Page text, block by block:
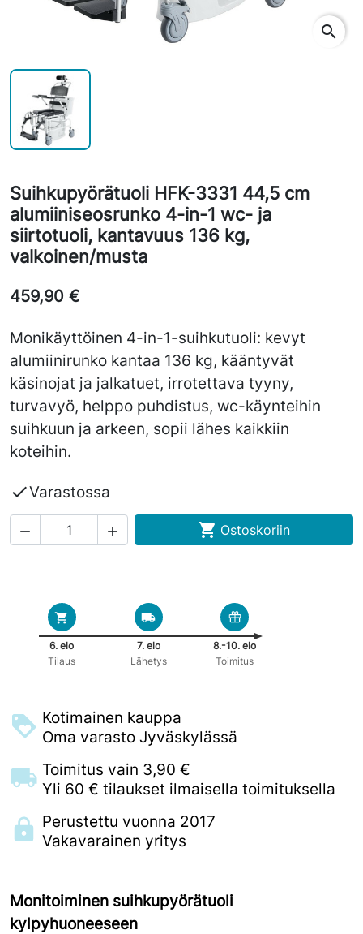
search
Suihkupyörätuoli HFK-3331 44,5 cm
alumiiniseosrunko 4-in-1 wc- ja
siirtotuoli, kantavuus 136 kg,
valkoinen/musta
459,90 €
Monikäyttöinen 4-in-1-suihkutuoli: kevyt
alumiinirunko kantaa 136 kg, kääntyvät
käsinojat ja jalkatuet, irrotettava tyyny,
turvavyö, helppo puhdistus, wc-käynteihin
suihkuun ja arkeen, sopii lähes kaikkiin
koteihin.
Varastossa
   Ostoskoriin
6. elo
Tilaus
7. elo
Lähetys
8.-10. elo
Toimitus
Kotimainen kauppa
Oma varasto Jyväskylässä
Toimitus vain 3,90 €
Yli 60 € tilaukset ilmaisella toimituksella
Perustettu vuonna 2017
Vakavarainen yritys
Monitoiminen suihkupyörätuoli
kylpyhuoneeseen